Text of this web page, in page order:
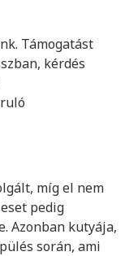
Támogatást
kérdés
míg el nem
pedig
Azonban kutyája,
során, ami